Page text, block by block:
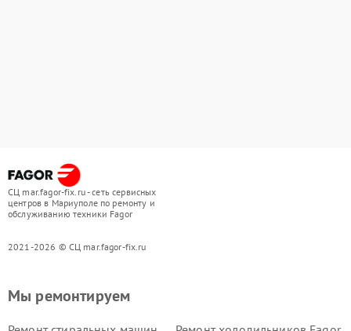
СЦ mar.fagor-fix.ru - сеть сервисных
центров в Мариуполе по ремонту и
обслуживанию техники Fagor
2021-2026 © СЦ mar.fagor-fix.ru
Мы ремонтируем